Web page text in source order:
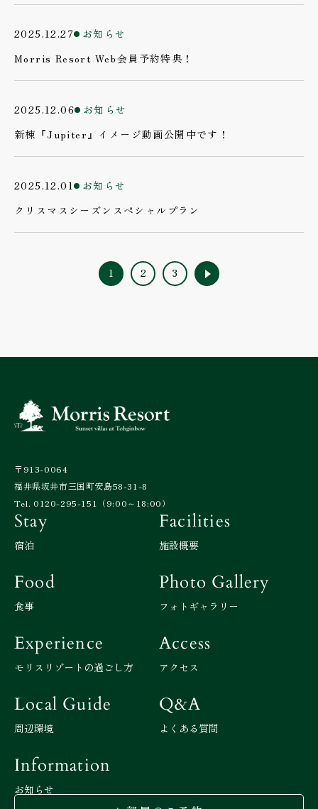
2025.12.27
お知らせ
Morris Resort Web会員予約特典！
2025.12.06
お知らせ
新棟『Jupiter』イメージ動画公開中です！
2025.12.01
お知らせ
クリスマスシーズンスペシャルプラン
1 2 3
〒913-0064
福井県坂井市三国町安島58-31-8
Tel. 0120-295-151（9:00～18:00）
Stay
宿泊
Facilities
施設概要
Food
食事
Photo Gallery
フォトギャラリー
Experience
モリスリゾートの過ごし方
Access
アクセス
Local Guide
周辺環境
Q&A
よくある質問
Information
お知らせ